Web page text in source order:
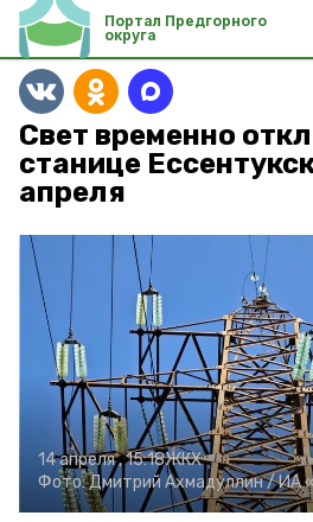
Портал Предгорного
округа
Свет временно
станице
апреля
14 апреля , 15:18ЖКХ
Фото:Дмитрий Ахмадуллин /ИА